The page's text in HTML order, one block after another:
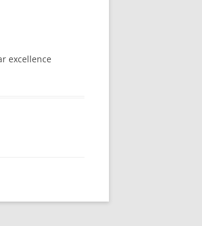
excellence